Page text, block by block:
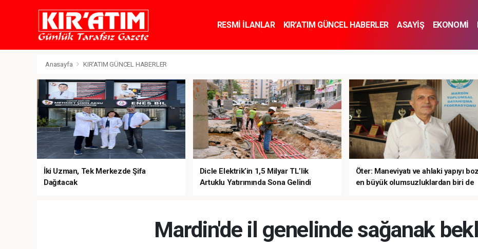
RESMİ İLANLAR KIR'ATIM GÜNCEL HABERLER ASAYİŞ EKONOMİ
Anasayfa KIR'ATIM GÜNCEL HABERLER
İki Uzman, Tek Merkezde Şifa
Dağıtacak
Dicle Elektrik’in 1,5 Milyar TL’lik
Artuklu Yatırımında Sona Gelindi
Öter: Maneviyatı ve ahlaki yapıyı
en büyük olumsuzluklardan biri de
Mardin'de il genelinde sağanak